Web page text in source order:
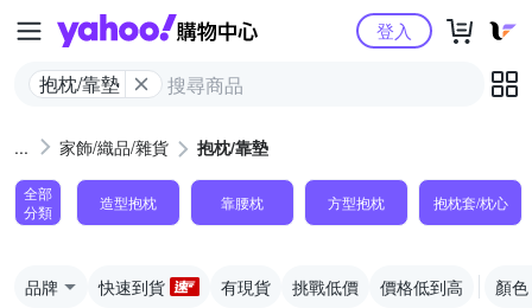
Yahoo購物中心
抱枕/靠墊
登入
家飾/織品/雜貨 抱枕/靠墊
全部
分類
造型抱枕 靠腰枕 方型抱枕 抱枕套/枕心
品牌 快速到貨 有現貨 挑戰低價 價格低到高 顏色